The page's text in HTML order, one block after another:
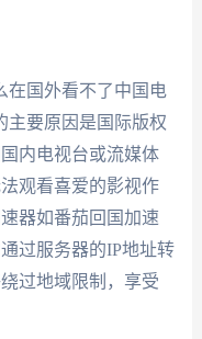
在国外看不了中国电
主要原因是国际版权
内电视台或流媒体
观看喜爱的影视作
器如番茄回国加速
过服务器的IP地址转
过地域限制，享受